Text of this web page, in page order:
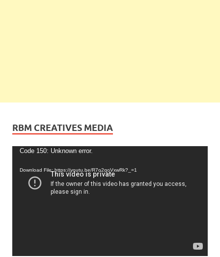
RBM CREATIVES MEDIA
Video
Code 150: Unknown error.
Download File: https://youtu.be/R7o2qoVxwRk?_=1